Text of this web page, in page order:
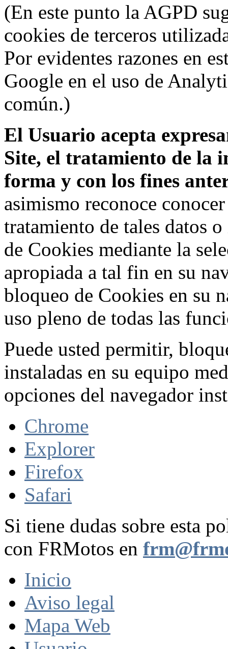
(En este punto la AGPD
cookies de terceros
Por evidentes razones en
Google en el uso de
común.)
El Usuario acepta
Site, el tratamiento de la
forma y con los fines
asimismo reconoce
tratamiento de tales datos
de Cookies mediante la
apropiada a tal fin en su
bloqueo de Cookies en su
uso pleno de todas las
Puede usted permitir,
instaladas en su equipo
opciones del navegador
Chrome
Explorer
Firefox
Safari
Si tiene dudas sobre esta
con FRMotos en
Inicio
Aviso legal
Mapa Web